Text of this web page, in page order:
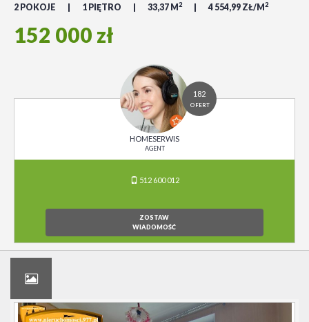
2 POKOJE 1 PIĘTRO 33,37 M 2 4 554,99 ZŁ/M 2
152 000 zł
182
OFERT
HOMESERWIS
AGENT
512 600 012
ZOSTAW
WIADOMOŚĆ